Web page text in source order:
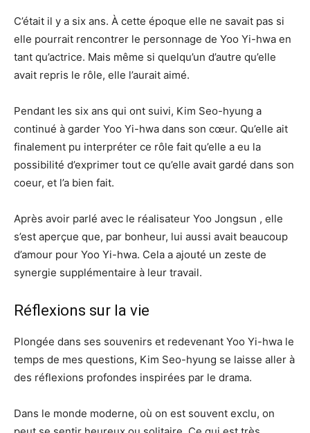
C’était il y a six ans. À cette époque elle ne savait pas si
elle pourrait rencontrer le personnage de Yoo Yi-hwa en
tant qu’actrice. Mais même si quelqu’un d’autre qu’elle
avait repris le rôle, elle l’aurait aimé.
Pendant les six ans qui ont suivi, Kim Seo-hyung a
continué à garder Yoo Yi-hwa dans son cœur. Qu’elle ait
finalement pu interpréter ce rôle fait qu’elle a eu la
possibilité d’exprimer tout ce qu’elle avait gardé dans son
coeur, et l’a bien fait.
Après avoir parlé avec le réalisateur Yoo Jongsun , elle
s’est aperçue que, par bonheur, lui aussi avait beaucoup
d’amour pour Yoo Yi-hwa. Cela a ajouté un zeste de
synergie supplémentaire à leur travail.
Réflexions sur la vie
Plongée dans ses souvenirs et redevenant Yoo Yi-hwa le
temps de mes questions, Kim Seo-hyung se laisse aller à
des réflexions profondes inspirées par le drama.
Dans le monde moderne, où on est souvent exclu, on